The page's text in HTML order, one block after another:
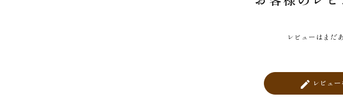
レビューはまだ
create レビュー